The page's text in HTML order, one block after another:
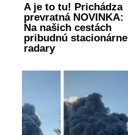
A je to tu! Prichádza
prevratná NOVINKA:
Na našich cestách
pribudnú stacionárne
radary